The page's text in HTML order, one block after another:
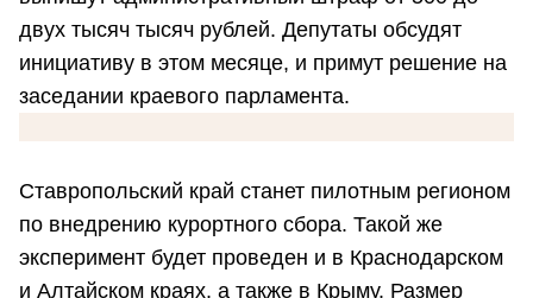
двух тысяч тысяч рублей. Депутаты обсудят
инициативу в этом месяце, и примут решение на
заседании краевого парламента.
Ставропольский край станет пилотным регионом
по внедрению курортного сбора. Такой же
эксперимент будет проведен и в Краснодарском
и Алтайском краях, а также в Крыму. Размер